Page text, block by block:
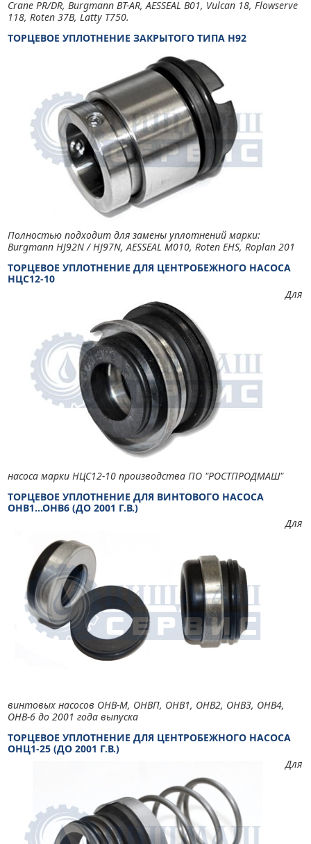
Crane PR/DR, Burgmann BT-AR, AESSEAL B01, Vulcan 18, Flowserve
118, Roten 37B, Latty T750.
ТОРЦЕВОЕ УПЛОТНЕНИЕ ЗАКРЫТОГО ТИПА H92
Полностью подходит для замены уплотнений марки:
Burgmann HJ92N / HJ97N, AESSEAL M010, Roten EHS, Roplan 201
ТОРЦЕВОЕ УПЛОТНЕНИЕ ДЛЯ ЦЕНТРОБЕЖНОГО НАСОСА
НЦС12-10
Для
насоса марки НЦС12-10 производства ПО "РОСТПРОДМАШ"
ТОРЦЕВОЕ УПЛОТНЕНИЕ ДЛЯ ВИНТОВОГО НАСОСА
ОНВ1...ОНВ6 (ДО 2001 Г.В.)
Для
винтовых насосов ОНВ-М, ОНВП, ОНВ1, ОНВ2, ОНВ3, ОНВ4,
ОНВ-6 до 2001 года выпуска
ТОРЦЕВОЕ УПЛОТНЕНИЕ ДЛЯ ЦЕНТРОБЕЖНОГО НАСОСА
ОНЦ1-25 (ДО 2001 Г.В.)
Для